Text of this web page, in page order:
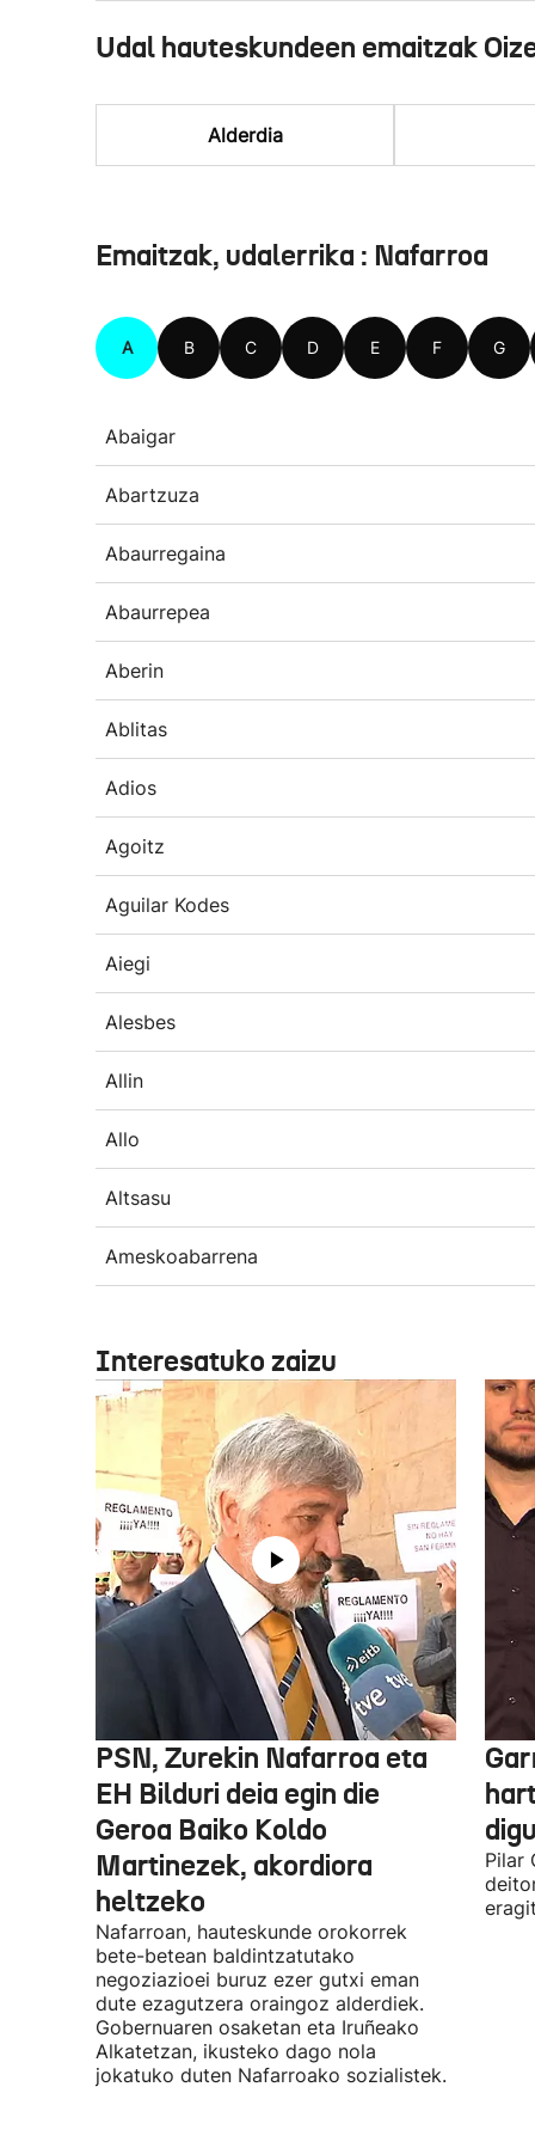
Udal hauteskundeen emaitzak
Alderdia
Emaitzak, udalerrika : Nafarroa
A B C D E F G
Abaigar
Abartzuza
Abaurregaina
Abaurrepea
Aberin
Ablitas
Adios
Agoitz
Aguilar Kodes
Aiegi
Alesbes
Allin
Allo
Altsasu
Ameskoabarrena
Interesatuko zaizu
PSN, Zurekin Nafarroa eta
EH Bilduri deia egin die
Geroa Baiko Koldo
Martinezek, akordiora
heltzeko
Nafarroan, hauteskunde orokorrek
bete-betean baldintzatutako
negoziazioei buruz ezer gutxi eman
dute ezagutzera oraingoz alderdiek.
Gobernuaren osaketan eta Iruñeako
Alkatetzan, ikusteko dago nola
jokatuko duten Nafarroako sozialistek.
Pilar